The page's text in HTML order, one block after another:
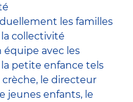
les familles
collectivité
équipe avec les
petite enfance tels
le directeur
jeunes enfants, le